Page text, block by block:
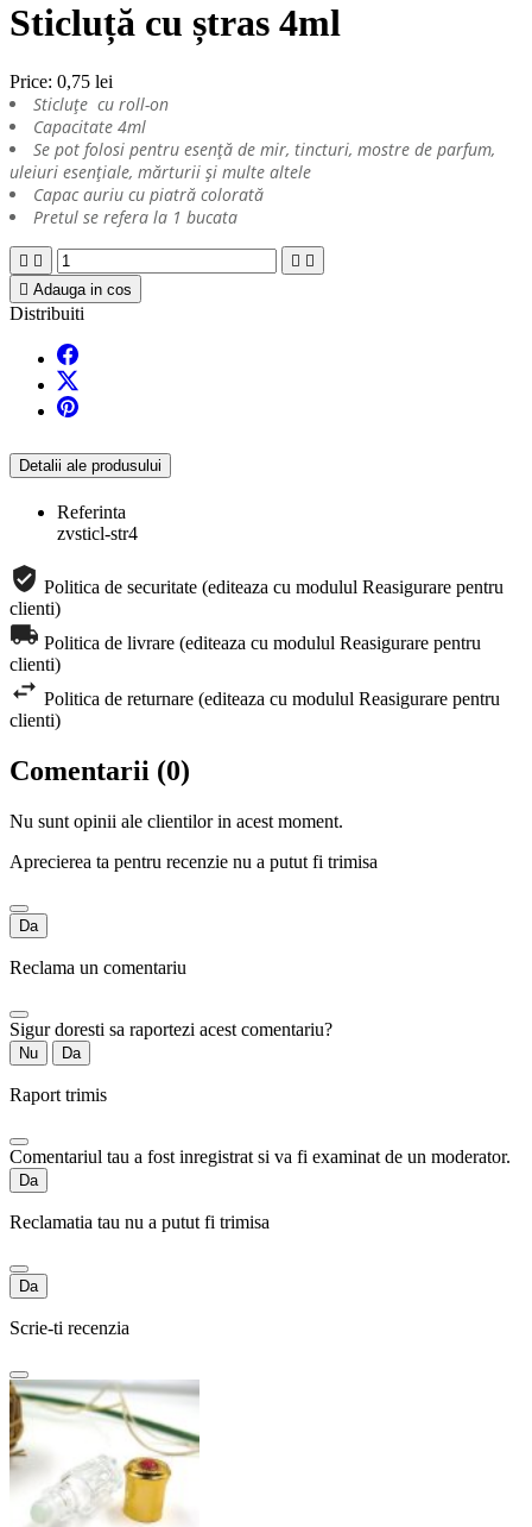
Sticluță cu ștras 4ml
Price: 0,75 lei
Sticluțe cu roll-on
Capacitate 4ml
Se pot folosi pentru esență de mir, tincturi, mostre de parfum,
uleiuri esențiale, mărturii și multe altele
Capac auriu cu piatră colorată
Pretul se refera la 1 bucata
   
 Adauga in cos
Distribuiti
Detalii ale produsului
Referinta
zvsticl-str4
Politica de securitate (editeaza cu modulul Reasigurare pentru
clienti)
Politica de livrare (editeaza cu modulul Reasigurare pentru
clienti)
Politica de returnare (editeaza cu modulul Reasigurare pentru
clienti)
Comentarii (0)
Nu sunt opinii ale clientilor in acest moment.
Aprecierea ta pentru recenzie nu a putut fi trimisa
Da
Reclama un comentariu
Sigur doresti sa raportezi acest comentariu?
Nu Da
Raport trimis
Comentariul tau a fost inregistrat si va fi examinat de un moderator.
Da
Reclamatia tau nu a putut fi trimisa
Da
Scrie-ti recenzia